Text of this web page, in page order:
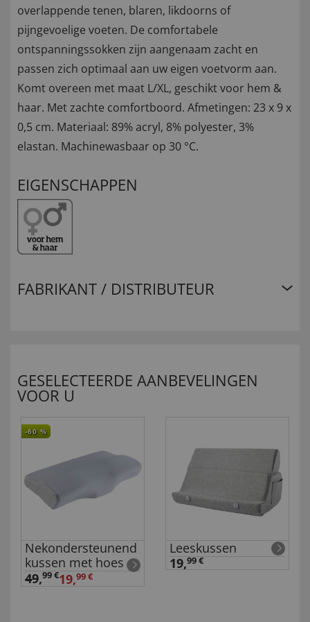
overlappende tenen, blaren, likdoorns of
pijngevoelige voeten. De comfortabele
ontspanningssokken zijn aangenaam zacht en
passen zich optimaal aan uw eigen voetvorm aan.
Komt overeen met maat L/XL, geschikt voor hem &
haar. Met zachte comfortboord. Afmetingen: 23 x 9 x
0,5 cm. Materiaal: 89% acryl, 8% polyester, 3%
elastan. Machinewasbaar op 30 °C.
EIGENSCHAPPEN
FABRIKANT / DISTRIBUTEUR
GESELECTEERDE AANBEVELINGEN
VOOR U
-60 %
Nekondersteunend
kussen met hoes
49,99 €19,99 €
Leeskussen
19,99 €